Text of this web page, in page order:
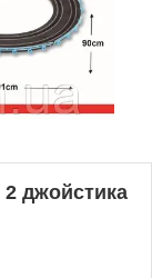
2 джойстика